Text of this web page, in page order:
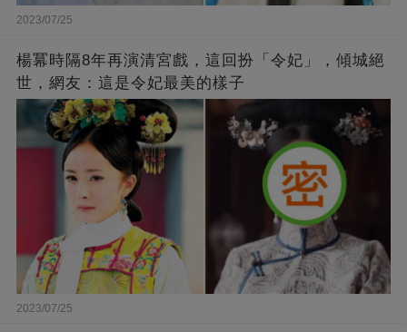
2023/07/25
楊冪時隔8年再演清宮戲，這回扮「令妃」，傾城絕
世，網友：這是令妃最美的樣子
2023/07/25